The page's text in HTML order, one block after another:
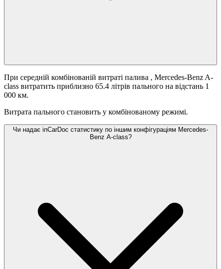
При середній комбінованій витраті палива , Mercedes-Benz A-
class витратить приблизно 65.4 літрів пального на відстань 1
000 км.
Витрата пального становить у комбінованому режимі.
Чи надає inCarDoc статистику по іншим конфігураціям Mercedes-
Benz A-class?